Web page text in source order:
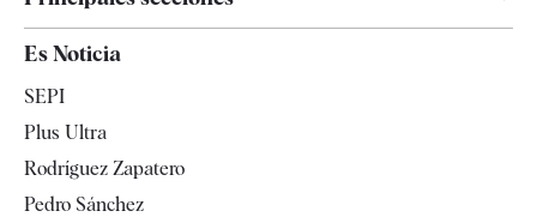
Televisión
Es Noticia
SEPI
Plus Ultra
Rodríguez Zapatero
Pedro Sánchez